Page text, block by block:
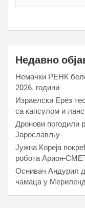
Недавно
Немачки РЕНК
2026. години
Израелски Ерез
са капсулом и
Дронови
Јарослављу
Јужна Кореја
робота Арион-
Оснивач Андурил
чамаца у